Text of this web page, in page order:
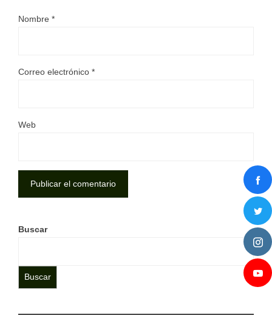
Nombre *
Correo electrónico *
Web
Buscar
Buscar